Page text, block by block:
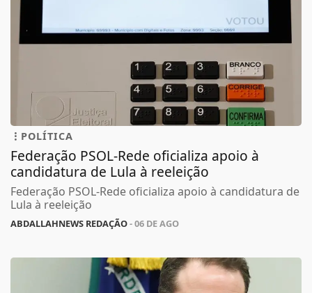
POLÍTICA
Federação PSOL-Rede oficializa apoio à
candidatura de Lula à reeleição
Federação PSOL-Rede oficializa apoio à candidatura de
Lula à reeleição
ABDALLAHNEWS REDAÇÃO- 06 DE AGO